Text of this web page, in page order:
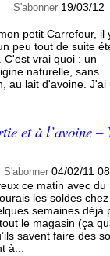
S'abonner 19/03/12
petit Carrefour, il
peu tout de suite
C'est vrai quoi : un
naturelle, sans
au lait d'avoine. J'ai
et à l’avoine –
S'abonner 04/02/11
ce matin avec du
les soldes chez
semaines déjà
le magasin (ça
savent faire des
à...